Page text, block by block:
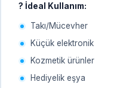
? İdeal Kullanım:
Takı/Mücevher
Küçük elektronik
Kozmetik ürünler
Hediyelik eşya